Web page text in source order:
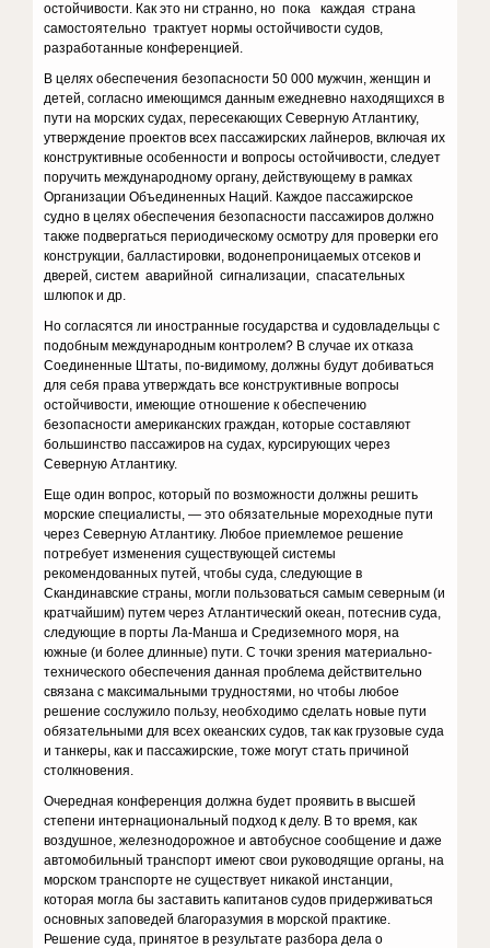
остойчивости. Как это ни странно, но пока каждая страна
самостоятельно трактует нормы остойчивости судов,
разработанные конференцией.
В целях обеспечения безопасности 50 000 мужчин, женщин и
детей, согласно имеющимся данным ежедневно находящихся в
пути на морских судах, пересекающих Северную Атлантику,
утверждение проектов всех пассажирских лайнеров, включая их
конструктивные особенности и вопросы остойчивости, следует
поручить международному органу, действующему в рамках
Организации Объединенных Наций. Каждое пассажирское
судно в целях обеспечения безопасности пассажиров должно
также подвергаться периодическому осмотру для проверки его
конструкции, балластировки, водонепроницаемых отсеков и
дверей, систем аварийной сигнализации, спасательных
шлюпок и др.
Но согласятся ли иностранные государства и судовладельцы с
подобным международным контролем? В случае их отказа
Соединенные Штаты, по-видимому, должны будут добиваться
для себя права утверждать все конструктивные вопросы
остойчивости, имеющие отношение к обеспечению
безопасности американских граждан, которые составляют
большинство пассажиров на судах, курсирующих через
Северную Атлантику.
Еще один вопрос, который по возможности должны решить
морские специалисты, — это обязательные мореходные пути
через Северную Атлантику. Любое приемлемое решение
потребует изменения существующей системы
рекомендованных путей, чтобы суда, следующие в
Скандинавские страны, могли пользоваться самым северным (и
кратчайшим) путем через Атлантический океан, потеснив суда,
следующие в порты Ла-Манша и Средиземного моря, на
южные (и более длинные) пути. С точки зрения материально-
технического обеспечения данная проблема действительно
связана с максимальными трудностями, но чтобы любое
решение сослужило пользу, необходимо сделать новые пути
обязательными для всех океанских судов, так как грузовые суда
и танкеры, как и пассажирские, тоже могут стать причиной
столкновения.
Очередная конференция должна будет проявить в высшей
степени интернациональный подход к делу. В то время, как
воздушное, железнодорожное и автобусное сообщение и даже
автомобильный транспорт имеют свои руководящие органы, на
морском транспорте не существует никакой инстанции,
которая могла бы заставить капитанов судов придерживаться
основных заповедей благоразумия в морской практике.
Решение суда, принятое в результате разбора дела о